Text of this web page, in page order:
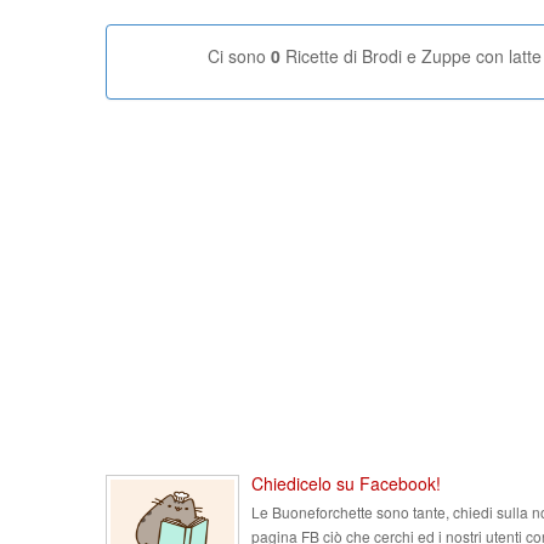
Ci sono 0 Ricette di Brodi e Zuppe con latte
Chiedicelo su Facebook!
Le Buoneforchette sono tante, chiedi sulla
pagina FB ciò che cerchi ed i nostri utenti